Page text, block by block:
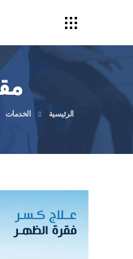
الرئيسية الخدمات